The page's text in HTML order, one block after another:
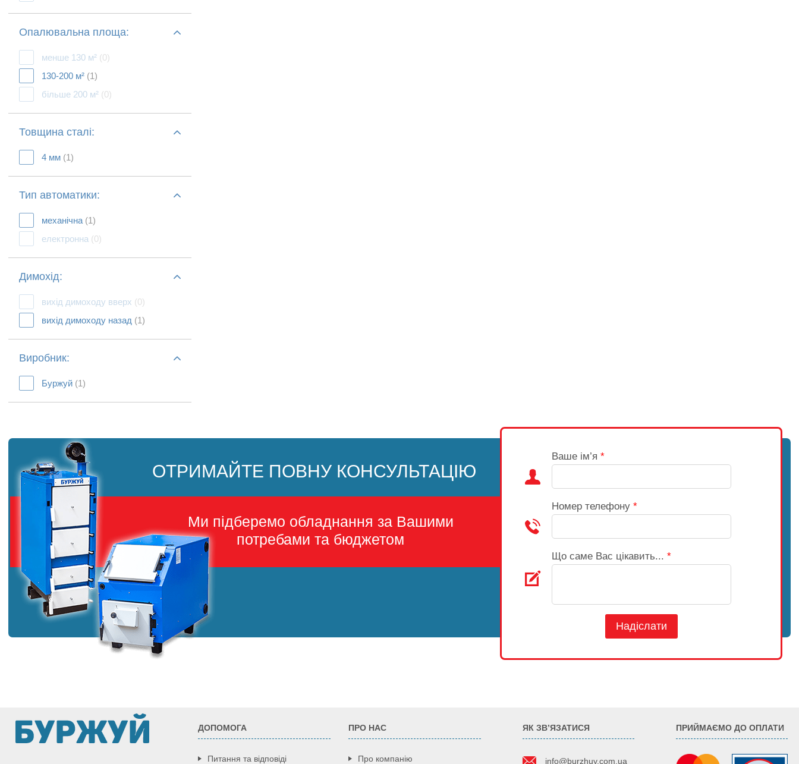
Опалювальна площа:
менше 130 м² (0)
130-200 м² (1)
більше 200 м² (0)
Товщина сталі:
4 мм (1)
Тип автоматики:
механічна (1)
електронна (0)
Димохід:
вихід димоходу вверх (0)
вихід димоходу назад (1)
Виробник:
Буржуй (1)
ОТРИМАЙТЕ ПОВНУ КОНСУЛЬТАЦІЮ
Ми підберемо обладнання за Вашими
потребами та бюджетом
Ваше ім’я *
Номер телефону *
Що саме Вас цікавить... *
Надіслати
ДОПОМОГА
Питання та відповіді
ПРО НАС
Про компанію
ЯК ЗВ’ЯЗАТИСЯ
info@burzhuy.com.ua
ПРИЙМАЄМО ДО ОПЛАТИ